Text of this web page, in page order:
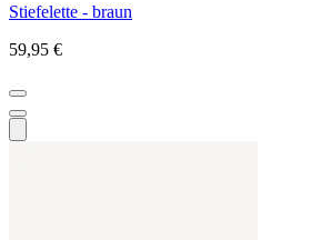
Stiefelette - braun
59,95 €